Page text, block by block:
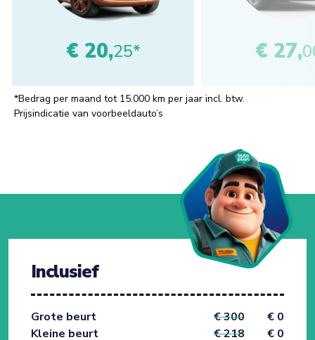
€ 20,25* € 27,
*Bedrag per maand tot 15.000 km per jaar incl. btw.
Prijsindicatie van voorbeeldauto’s
Inclusief
Grote beurt € 300
€ 0
Kleine beurt
€ 218 € 0